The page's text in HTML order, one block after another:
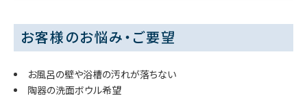
お客様のお悩み・ご要望
お風呂の壁や浴槽の汚れが落ちない
陶器の洗面ボウル希望